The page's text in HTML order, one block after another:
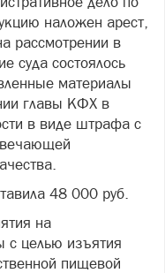
наложен арест,
рассмотрении в
суда состоялось
материалы
главы КФХ в
в виде штрафа с
48 000 руб.
на
с целью изъятия
пищевой